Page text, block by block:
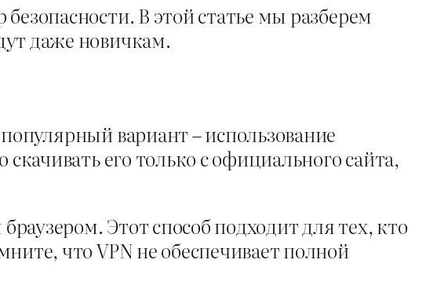
В этой статье мы разберем
даже новичкам.
вариант – использование
его только с официального сайта,
Этот способ подходит для тех, кто
что VPN не обеспечивает полной